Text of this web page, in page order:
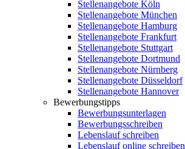
Stellenangebote Köln
Stellenangebote München
Stellenangebote Hamburg
Stellenangebote Frankfurt
Stellenangebote Stuttgart
Stellenangebote Dortmund
Stellenangebote Nürnberg
Stellenangebote Düsseldorf
Stellenangebote Hannover
Bewerbungstipps
Bewerbungsunterlagen
Bewerbungsschreiben
Lebenslauf schreiben
Lebenslauf online schreiben